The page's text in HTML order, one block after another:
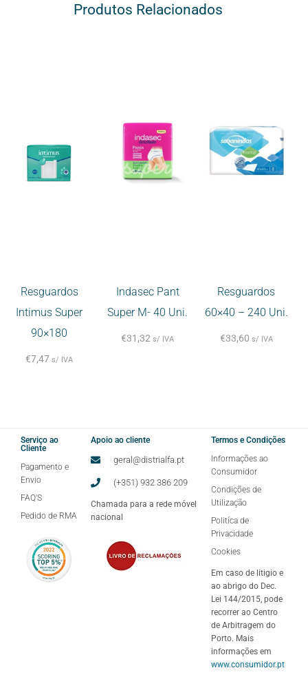
Produtos Relacionados
Resguardos
Intimus Super
90×180
€7,47 s/ IVA
Indasec Pant
Super M- 40 Uni.
€31,32 s/ IVA
Resguardos
60×40 – 240 Uni.
€33,60 s/ IVA
Serviço ao
Cliente
Pagamento e
Envio
FAQ'S
Pedido de RMA
Apoio ao cliente
geral@distrialfa.pt
(+351) 932 386 209
Chamada para a rede móvel
nacional
Termos e Condições
Informações ao
Consumidor
Condições de
Utilização
Politíca de
Privacidade
Cookies
Em caso de litigio e
ao abrigo do Dec.
Lei 144/2015, pode
recorrer ao Centro
de Arbitragem do
Porto. Mais
informações em
www.consumidor.pt